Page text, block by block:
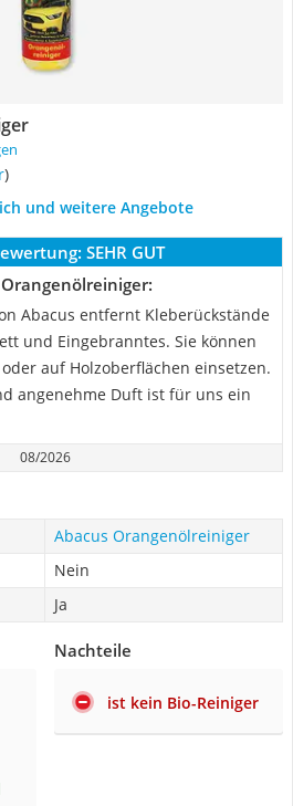
)
und weitere Angebote
SEHR GUT
Abacus entfernt Kleberückstände
und Eingebranntes. Sie können
auf Holzoberflächen einsetzen.
angenehme Duft ist für uns ein
08/2026
Abacus Orangenölreiniger
Nein
Ja
Nachteile
ist kein Bio-Reiniger